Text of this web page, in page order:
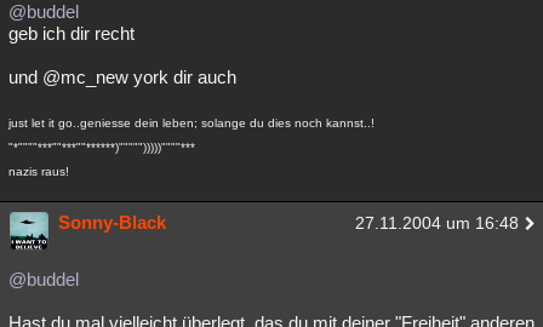
@buddel
geb ich dir recht
und @mc_new york dir auch
just let it go..geniesse dein leben; solange du dies noch kannst..!
"*""""***""***""******)""""")))))""""***
nazis raus!
Sonny-Black 27.11.2004 um 16:48
@buddel
Hast du mal vielleicht überlegt, das du mit deiner "Freiheit" anderen